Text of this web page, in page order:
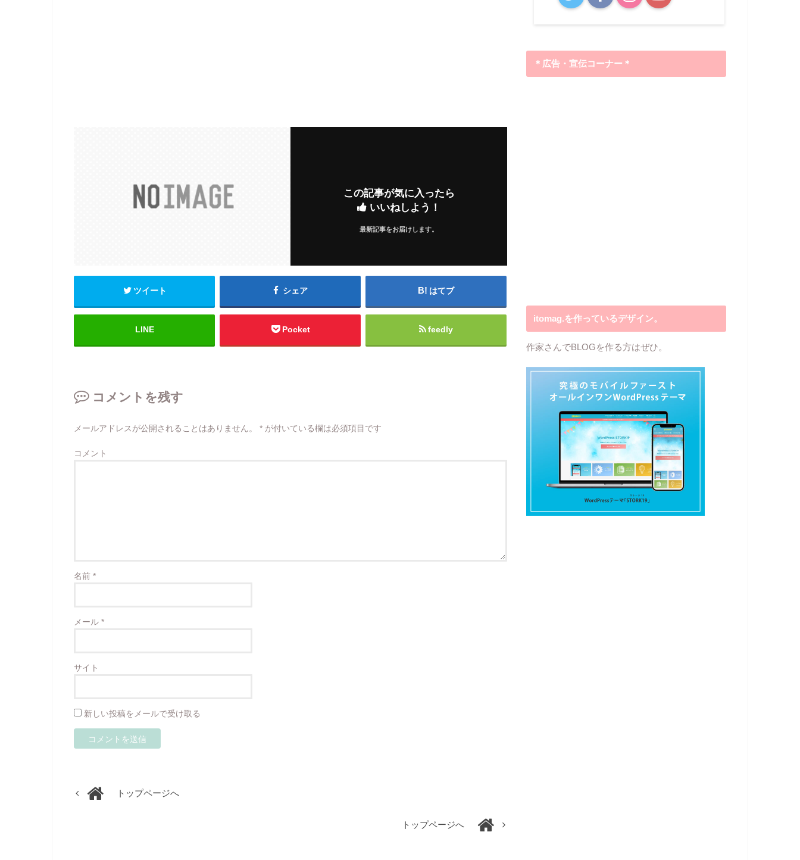
この記事が気に入ったら
いいねしよう！
最新記事をお届けします。
ツイート シェア はてブ
LINE Pocket feedly
コメントを残す
メールアドレスが公開されることはありません。 * が付いている欄は必須項目です
コメント
名前 *
メール *
サイト
新しい投稿をメールで受け取る
トップページへ
トップページへ
＊広告・宣伝コーナー＊
itomag.を作っているデザイン。
作家さんでBLOGを作る方はぜひ。